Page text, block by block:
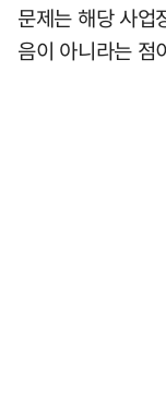
문제는 해당 사업
음이 아니라는 점